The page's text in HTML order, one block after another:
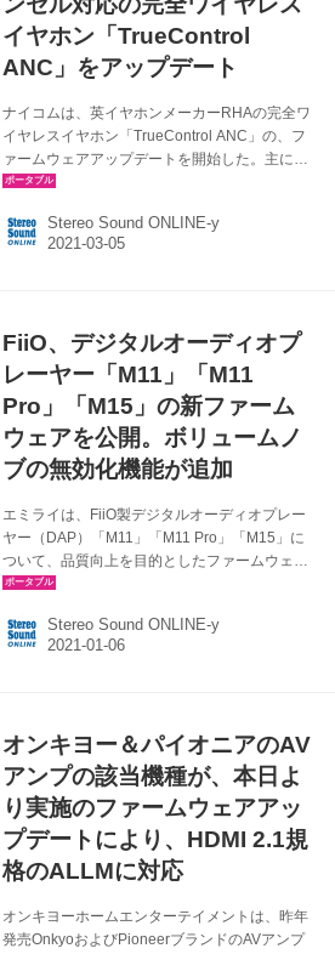
イヤホン「TrueControl
ANC」をアップデート
ナイコムは、英イヤホンメーカーRHAの完全ワ
イヤレスイヤホン「TrueControl ANC」の、フ
ァームウェアアップデートを開始した。主に、
使い勝手の向上に主眼が置かれているという。
Ver「Ver.1.0.0.0.40」 ・装着検出機能（Wear
Detection）のオフ設定を追加 ・イヤホン本体を
PCと接続しTeams/Zoomを使うの際、ANCモー
ドへ切替可能となってしまう状態を無効化 ※こ
の状態は設計...
Stereo Sound ONLINE-y
FiiO、デジタルオーディオプ
レーヤー「M11」「M11
Pro」「M15」の新ファーム
ウェアを公開。ボリュームノ
ブの無効化機能が追加
エミライは、FiiO製デジタルオーディオプレー
ヤー（DAP）「M11」「M11 Pro」「M15」に
ついて、品質向上を目的としたファームウェア
アップの提供を開始した。主な更新内容は下記
サイト 更新内容 ・ボリュームノブを無効にする
機能を追加（設定→オーディオ、またはプルダ
設定→テーマ→Now Playing メニューで設定で
きる） ・アルバムカテゴリの下にアーティスト
によるソート機能を追加 ・...
Stereo Sound ONLINE-y
オンキヨー＆パイオニアのAV
アンプの該当機種が、本日よ
り実施のファームウェアアッ
プデートにより、HDMI 2.1規
格のALLMに対応
オンキヨーホームエンターテイメントは、昨年
発売OnkyoおよびPioneerブランドのAVアンプ